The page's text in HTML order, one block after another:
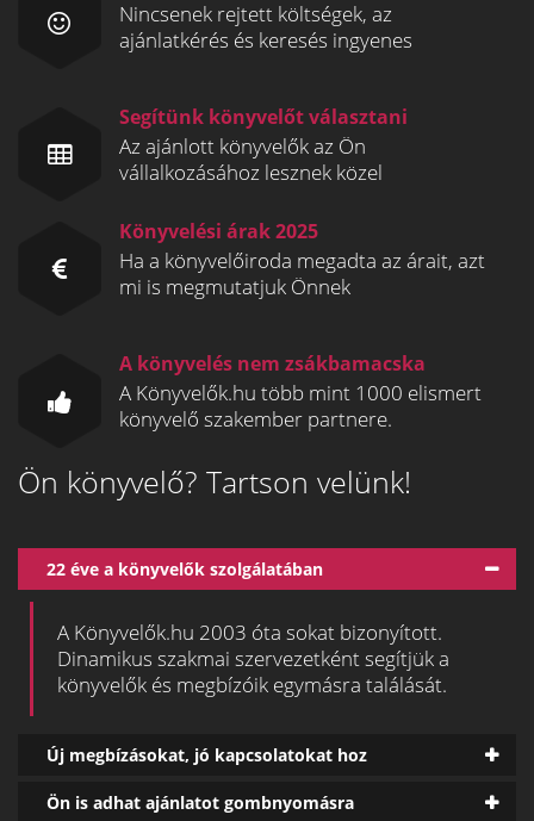
Nincsenek rejtett költségek, az
ajánlatkérés és keresés ingyenes
Segítünk könyvelőt választani
Az ajánlott könyvelők az Ön
vállalkozásához lesznek közel
Könyvelési árak 2025
Ha a könyvelőiroda megadta az árait, azt
mi is megmutatjuk Önnek
A könyvelés nem zsákbamacska
A Könyvelők.hu több mint 1000 elismert
könyvelő szakember partnere.
Ön könyvelő? Tartson velünk!
22 éve a könyvelők szolgálatában
A Könyvelők.hu 2003 óta sokat bizonyított.
Dinamikus szakmai szervezetként segítjük a
könyvelők és megbízóik egymásra találását.
Új megbízásokat, jó kapcsolatokat hoz
Ön is adhat ajánlatot gombnyomásra